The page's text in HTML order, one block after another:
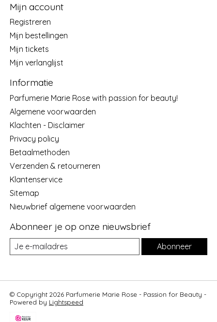
Mijn account
Registreren
Mijn bestellingen
Mijn tickets
Mijn verlanglijst
Informatie
Parfumerie Marie Rose with passion for beauty!
Algemene voorwaarden
Klachten - Disclaimer
Privacy policy
Betaalmethoden
Verzenden & retourneren
Klantenservice
Sitemap
Nieuwbrief algemene voorwaarden
Abonneer je op onze nieuwsbrief
Abonneer
© Copyright 2026 Parfumerie Marie Rose - Passion for Beauty -
Powered by Lightspeed